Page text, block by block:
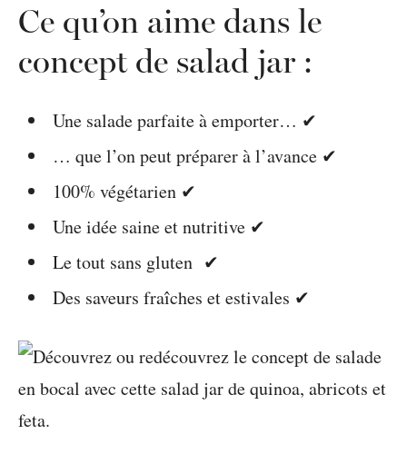
Ce qu’on aime dans le
concept de salad jar :
Une salade parfaite à emporter… ✔
… que l’on peut préparer à l’avance ✔
100% végétarien ✔
Une idée saine et nutritive ✔
Le tout sans gluten ✔
Des saveurs fraîches et estivales ✔